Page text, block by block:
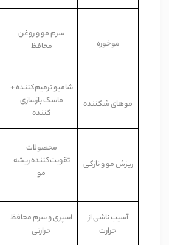
موخوره
سرم مو و روغن
محافظ
موهایشکننده
شامپو ترمیم‌کننده +
ماسک بازسازی
کننده
ریزشموونازکی
محصولات
تقویت‌کننده ریشه
مو
آسیبناشیاز
حرارت
اسپری و سرم محافظ
حرارتی